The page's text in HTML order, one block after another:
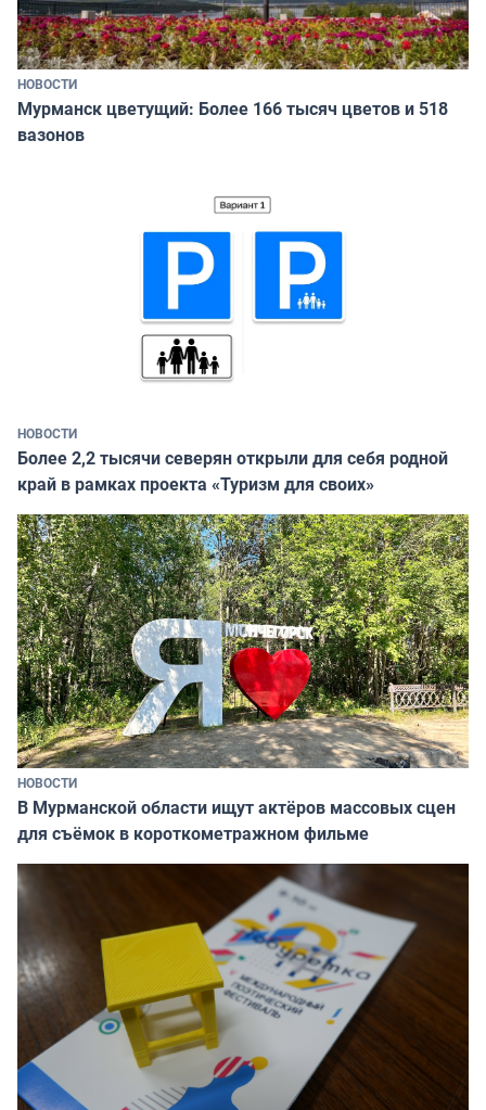
НОВОСТИ
Мурманск цветущий: Более 166 тысяч цветов и 518
вазонов
НОВОСТИ
Более 2,2 тысячи северян открыли для себя родной
край в рамках проекта «Туризм для своих»
НОВОСТИ
В Мурманской области ищут актёров массовых сцен
для съёмок в короткометражном фильме